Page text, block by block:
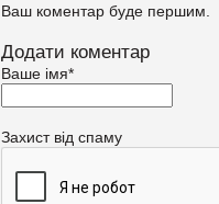
Ваш коментар буде першим.
Додати коментар
Ваше імя*
Захист від спаму